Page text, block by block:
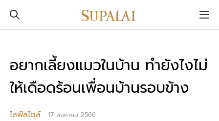
อยากเลี้ยงแมวในบ้าน ทำยังไงไม่
ให้เดือดร้อนเพื่อนบ้านรอบข้าง
ไลฟ์สไตล์ 17 สิงหาคม 2566